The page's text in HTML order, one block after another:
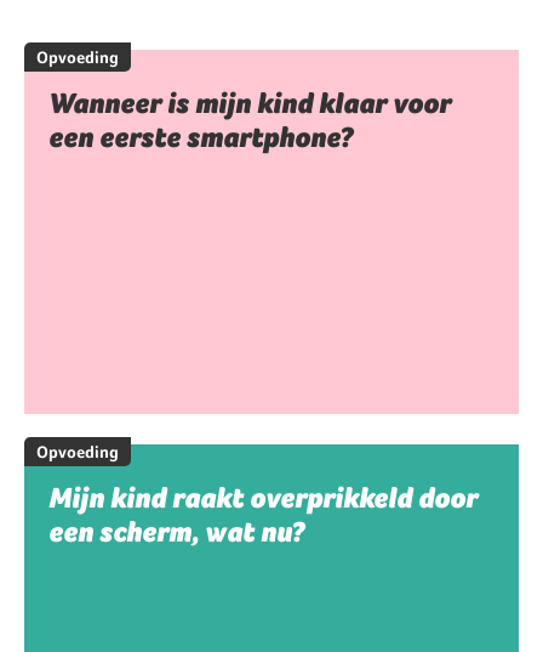
Opvoeding
Wanneer is mijn kind klaar voor
een eerste smartphone?
Opvoeding
Mijn kind raakt overprikkeld door
een scherm, wat nu?